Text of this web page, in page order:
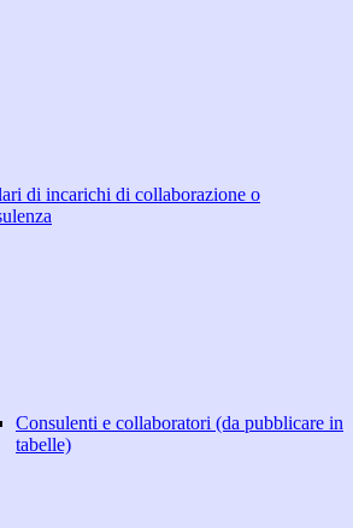
di incarichi di collaborazione o
Consulenti e collaboratori (da pubblicare in
tabelle)